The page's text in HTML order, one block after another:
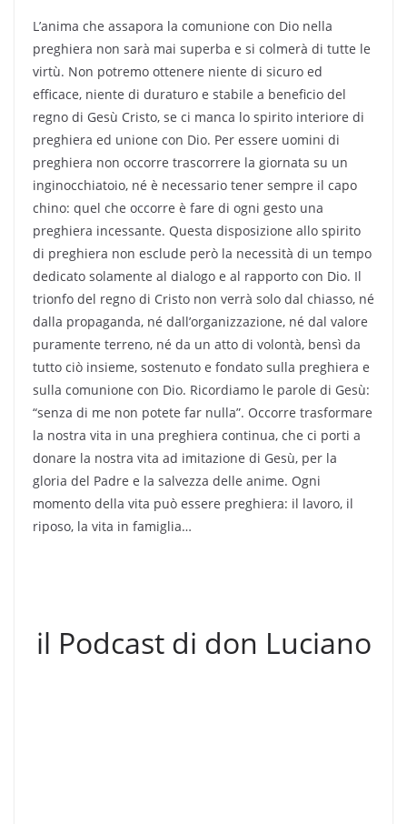
L’anima che assapora la comunione con Dio nella
preghiera non sarà mai superba e si colmerà di tutte le
virtù. Non potremo ottenere niente di sicuro ed
efficace, niente di duraturo e stabile a beneficio del
regno di Gesù Cristo, se ci manca lo spirito interiore di
preghiera ed unione con Dio. Per essere uomini di
preghiera non occorre trascorrere la giornata su un
inginocchiatoio, né è necessario tener sempre il capo
chino: quel che occorre è fare di ogni gesto una
preghiera incessante. Questa disposizione allo spirito
di preghiera non esclude però la necessità di un tempo
dedicato solamente al dialogo e al rapporto con Dio. Il
trionfo del regno di Cristo non verrà solo dal chiasso, né
dalla propaganda, né dall’organizzazione, né dal valore
puramente terreno, né da un atto di volontà, bensì da
tutto ciò insieme, sostenuto e fondato sulla preghiera e
sulla comunione con Dio. Ricordiamo le parole di Gesù:
“senza di me non potete far nulla”. Occorre trasformare
la nostra vita in una preghiera continua, che ci porti a
donare la nostra vita ad imitazione di Gesù, per la
gloria del Padre e la salvezza delle anime. Ogni
momento della vita può essere preghiera: il lavoro, il
riposo, la vita in famiglia…
il Podcast di don Luciano